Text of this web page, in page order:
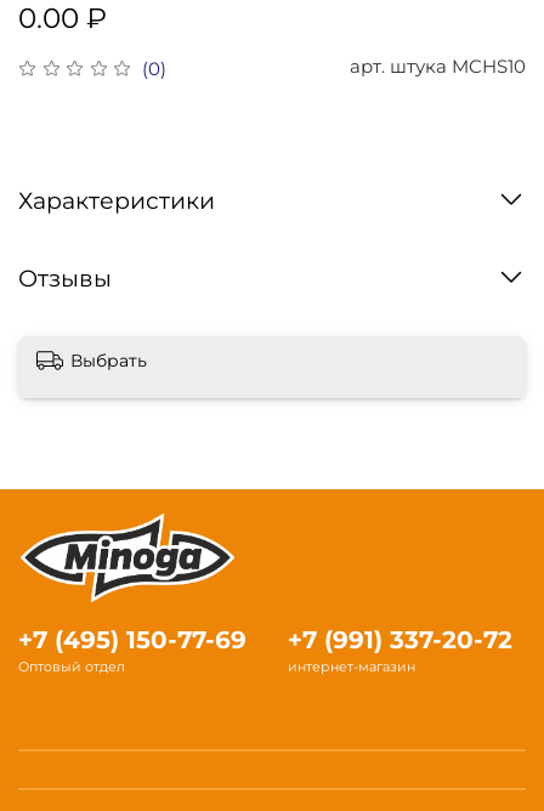
(0) арт. штука MCHS10
0.00 ₽
Характеристики
Отзывы
Выбрать
+7 (495) 150-77-69
Оптовый отдел
+7 (991) 337-20-72
интернет-магазин